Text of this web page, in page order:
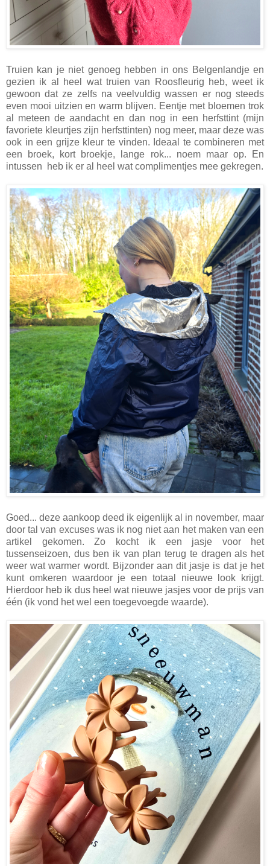
Truien kan je niet genoeg hebben in ons Belgenlandje en
gezien ik al heel wat truien van Roosfleurig heb, weet ik
gewoon dat ze zelfs na veelvuldig wassen er nog steeds
even mooi uitzien en warm blijven. Eentje met bloemen trok
al meteen de aandacht en dan nog in een herfsttint (mijn
favoriete kleurtjes zijn herfsttinten) nog meer, maar deze was
ook in een grijze kleur te vinden. Ideaal te combineren met
een broek, kort broekje, lange rok... noem maar op. En
intussen heb ik er al heel wat complimentjes mee gekregen.
Goed... deze aankoop deed ik eigenlijk al in november, maar
door tal van excuses was ik nog niet aan het maken van een
artikel gekomen. Zo kocht ik een jasje voor het
tussenseizoen, dus ben ik van plan terug te dragen als het
weer wat warmer wordt. Bijzonder aan dit jasje is dat je het
kunt omkeren waardoor je een totaal nieuwe look krijgt.
Hierdoor heb ik dus heel wat nieuwe jasjes voor de prijs van
één (ik vond het wel een toegevoegde waarde).